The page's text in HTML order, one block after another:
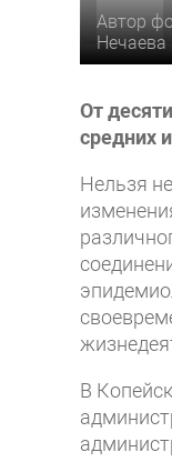
Автор
Нечаева
От
средних
Нельзя
В